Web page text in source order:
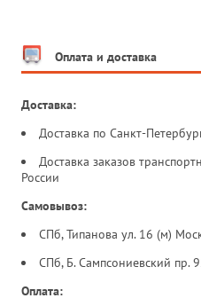
Оплата и доставка
Доставка:
Доставка по Санкт-
Доставка заказов
России
Самовывоз:
СПб, Типанова ул. 16 (м)
СПб, Б. Сампсониевский пр.
Оплата: